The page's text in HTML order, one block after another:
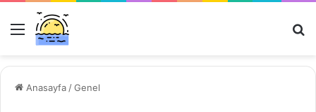
Menü
Anasayfa /Genel